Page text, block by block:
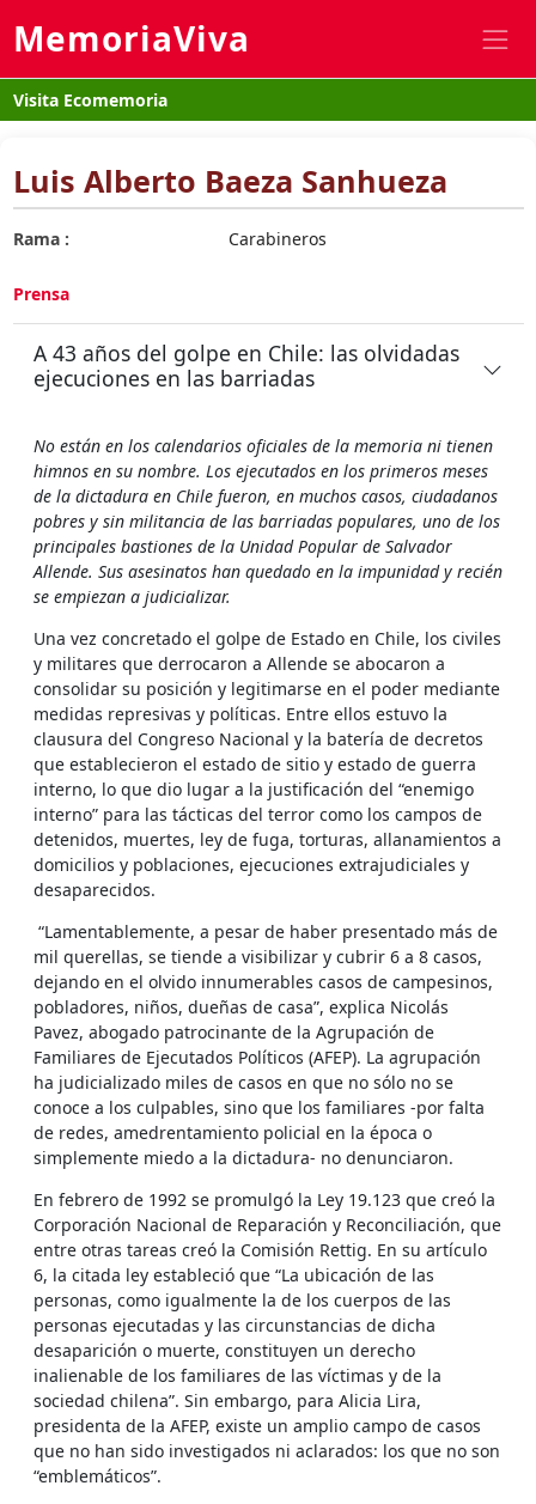
MemoriaViva
Visita Ecomemoria
Luis Alberto Baeza Sanhueza
Rama : Carabineros
Prensa
A 43 años del golpe en Chile: las olvidadas
ejecuciones en las barriadas
No están en los calendarios oficiales de la memoria ni tienen
himnos en su nombre. Los ejecutados en los primeros meses
de la dictadura en Chile fueron, en muchos casos, ciudadanos
pobres y sin militancia de las barriadas populares, uno de los
principales bastiones de la Unidad Popular de Salvador
Allende. Sus asesinatos han quedado en la impunidad y recién
se empiezan a judicializar.
Una vez concretado el golpe de Estado en Chile, los civiles
y militares que derrocaron a Allende se abocaron a
consolidar su posición y legitimarse en el poder mediante
medidas represivas y políticas. Entre ellos estuvo la
clausura del Congreso Nacional y la batería de decretos
que establecieron el estado de sitio y estado de guerra
interno, lo que dio lugar a la justificación del “enemigo
interno” para las tácticas del terror como los campos de
detenidos, muertes, ley de fuga, torturas, allanamientos a
domicilios y poblaciones, ejecuciones extrajudiciales y
desaparecidos.
“Lamentablemente, a pesar de haber presentado más de
mil querellas, se tiende a visibilizar y cubrir 6 a 8 casos,
dejando en el olvido innumerables casos de campesinos,
pobladores, niños, dueñas de casa”, explica Nicolás
Pavez, abogado patrocinante de la Agrupación de
Familiares de Ejecutados Políticos (AFEP). La agrupación
ha judicializado miles de casos en que no sólo no se
conoce a los culpables, sino que los familiares -por falta
de redes, amedrentamiento policial en la época o
simplemente miedo a la dictadura- no denunciaron.
En febrero de 1992 se promulgó la Ley 19.123 que creó la
Corporación Nacional de Reparación y Reconciliación, que
entre otras tareas creó la Comisión Rettig. En su artículo
6, la citada ley estableció que “La ubicación de las
personas, como igualmente la de los cuerpos de las
personas ejecutadas y las circunstancias de dicha
desaparición o muerte, constituyen un derecho
inalienable de los familiares de las víctimas y de la
sociedad chilena”. Sin embargo, para Alicia Lira,
presidenta de la AFEP, existe un amplio campo de casos
que no han sido investigados ni aclarados: los que no son
“emblemáticos”.